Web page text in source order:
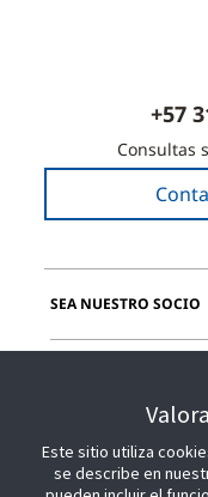
+57
Consultas
SEA NUESTRO SOCIO
Este sitio utiliza
se describe en